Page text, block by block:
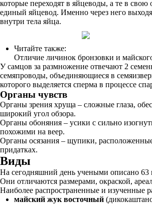
которые переходят в яйцеводы, а те в свою
единый яйцевод. Именно через него
внутри тела яйца.
Читайте также:
Отличие личинок бронзовки и
У самцов за размножение отвечают 2
семяпроводы, объединяющиеся в
которого выделяется сперма в процессе
Органы чувств
Органы зрения хруща – сложные глаза,
широкий угол обзора.
Органы обоняния – усики с сильно
похожими на веер.
Органы осязания – щупики,
придатках.
Виды
На сегодняшний день учеными описано 63
Они отличаются размерами, окраской,
Наиболее распространенные и изученные
майский жук восточный